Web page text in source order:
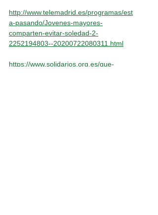
http://www.telemadrid.es/programas/est
a-pasando/Jovenes-mayores-
comparten-evitar-soledad-2-
2252194803--20200722080311.html
https://www.solidarios.org.es/que-